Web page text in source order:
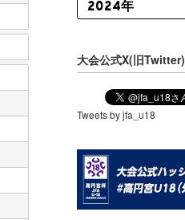
大会公式X(旧Twitter)
Tweets by jfa_u18